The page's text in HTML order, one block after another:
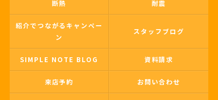
断熱 耐震
紹介でつながるキャンペー
ン
スタッフブログ
SIMPLE NOTE BLOG 資料請求
来店予約 お問い合わせ